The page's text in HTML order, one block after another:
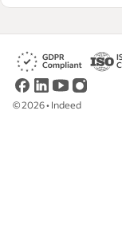
©2026• Indeed